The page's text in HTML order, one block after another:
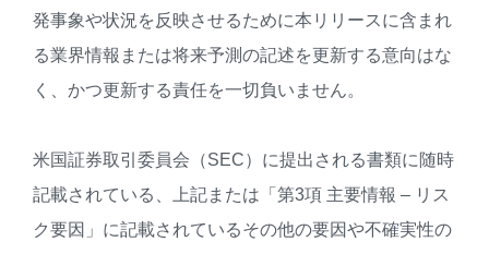
発事象や状況を反映させるために本リリースに含まれ
る業界情報または将来予測の記述を更新する意向はな
く、かつ更新する責任を一切負いません。
米国証券取引委員会（SEC）に提出される書類に随時
記載されている、上記または「第3項 主要情報 – リス
ク要因」に記載されているその他の要因や不確実性の